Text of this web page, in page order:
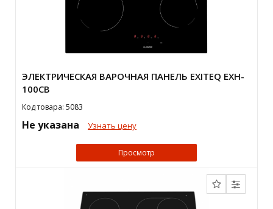
ЭЛЕКТРИЧЕСКАЯ ВАРОЧНАЯ ПАНЕЛЬ EXITEQ EXH-
100CB
Код товара: 5083
Не указана Узнать цену
Просмотр